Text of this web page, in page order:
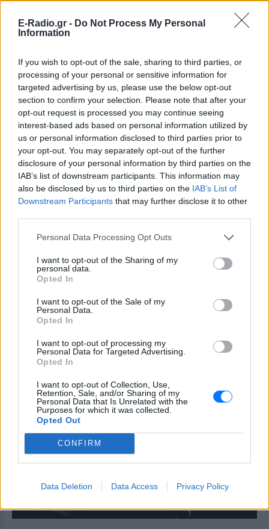
E-Radio.gr - Do Not Process My Personal
Information
If you wish to opt-out of the sale, sharing to third parties, or
processing of your personal or sensitive information for
targeted advertising by us, please use the below opt-out
section to confirm your selection. Please note that after your
opt-out request is processed you may continue seeing
interest-based ads based on personal information utilized by
us or personal information disclosed to third parties prior to
your opt-out. You may separately opt-out of the further
disclosure of your personal information by third parties on the
IAB’s list of downstream participants. This information may
also be disclosed by us to third parties on the IAB’s List of
Downstream Participants that may further disclose it to other
Personal Data Processing Opt Outs
I want to opt-out of the Sharing of my
personal data.
Opted In
I want to opt-out of the Sale of my
Personal Data.
Opted In
I want to opt-out of processing my
Personal Data for Targeted Advertising.
Opted In
I want to opt-out of Collection, Use,
Retention, Sale, and/or Sharing of my
Personal Data that Is Unrelated with the
Purposes for which it was collected.
Opted Out
CONFIRM
Data Deletion Data Access Privacy Policy
ΔΕΙΤΕ ΕΠΙΣΗΣ
ΣΤΗΝ ΙΔΙΑ ΚΑΤΗΓΟΡΙΑ
Σοκαριστικό βίντεο: Η στιγμή
που ο 14χρονος ανοίγει πυρ και
σκορπάει τον θάνατο σε
σχολείο στη Ταϊλάνδη
ΣΉΜΕΡΑ
«Θέρισε» πέντε καθηγητές και ένα
12χρονο κοριτσάκι, ενώ νωρίτερα είχε
σκοτώσει τον παππού και τη γιαγιά του -
Περισσότερα από 20 άτομα
τραυματίστηκαν από την επίθεση, οι 10
σε κρίσιμη κατάσταση - Ο ανήλικος
επίθεση
Θρίλερ στον Λυκαβηττό: Σε
57χρονη γυναίκα ανήκει η
σορός ‑ Πιθανότατα έπεσε από
Οι πρώτες πληροφορίες από την
Θρήνος για τον Λιονέλ Μέσι:
Πέθανε ο πατέρας του, Χόρχε
Στο πένθος έχει βυθιστεί η οικογένεια
του Λιονέλ Μέσι, με τον πατέρα του,
Χόρχε, να αφήνει την τελευταία του πνοή
σε ηλικία 68 ετών.